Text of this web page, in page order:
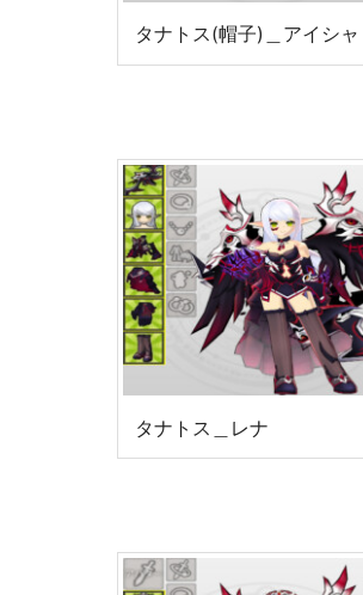
タナトス(帽子)＿アイシャ
タナトス＿レナ